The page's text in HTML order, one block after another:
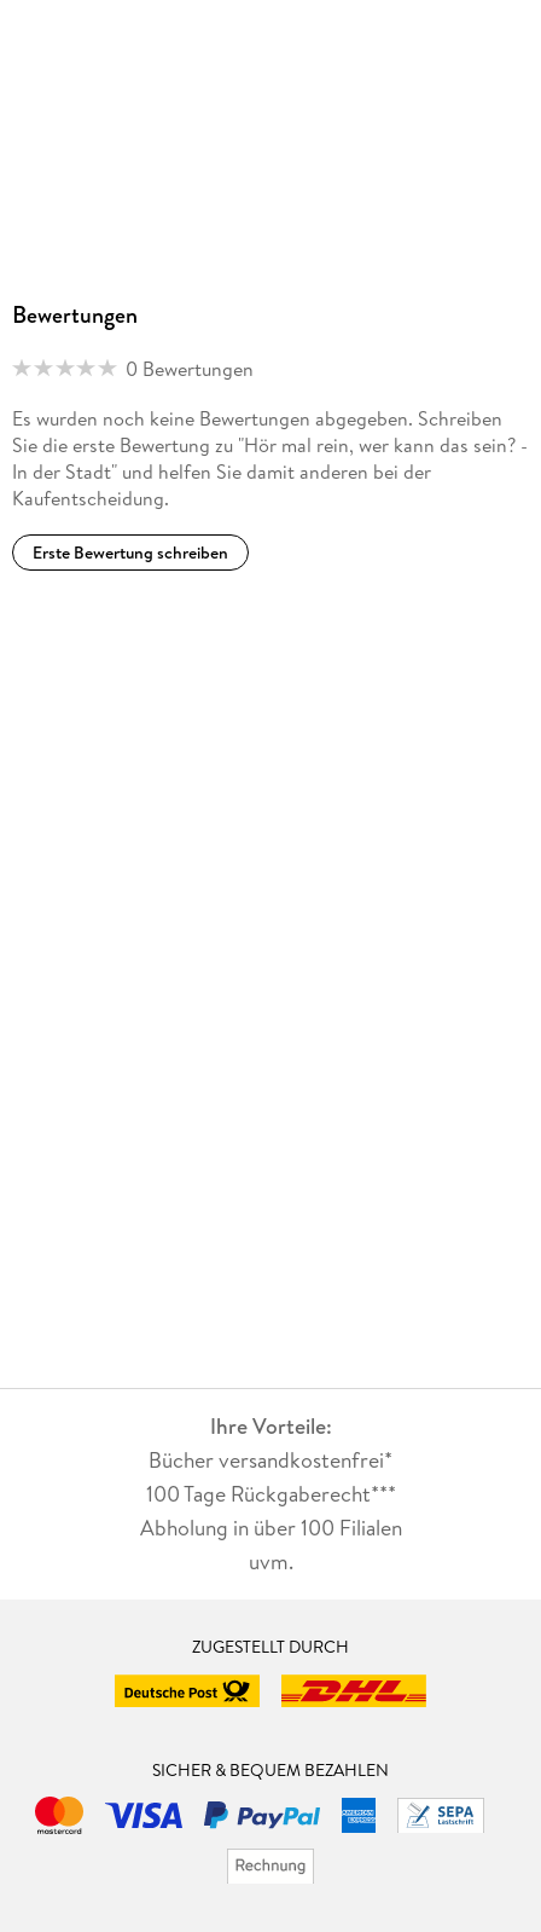
Bewertungen
0 Bewertungen
Es wurden noch keine Bewertungen abgegeben. Schreiben
Sie die erste Bewertung zu "Hör mal rein, wer kann das sein? -
In der Stadt" und helfen Sie damit anderen bei der
Kaufentscheidung.
Erste Bewertung schreiben
Ihre Vorteile:
Bücher versandkostenfrei*
100 Tage Rückgaberecht***
Abholung in über 100 Filialen
uvm.
ZUGESTELLT DURCH
SICHER & BEQUEM BEZAHLEN